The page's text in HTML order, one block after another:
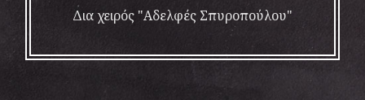
Δια χειρός "Αδελφές Σπυροπούλου"